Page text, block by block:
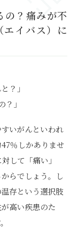
の？痛みが不
イバス）に
？」
」
いがんといわれ
％しかありませ
して「痛い」
らでしょう。し
存という選択肢
高い疾患のた